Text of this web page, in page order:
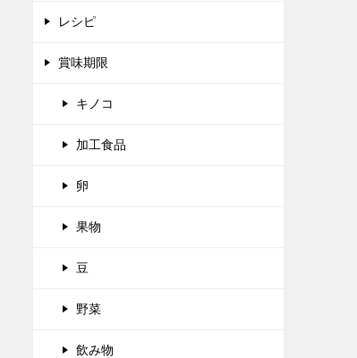
レシピ
賞味期限
キノコ
加工食品
卵
果物
豆
野菜
飲み物